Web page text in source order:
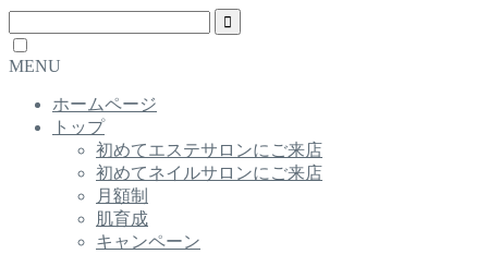
MENU
ホームページ
トップ
初めてエステサロンにご来店
初めてネイルサロンにご来店
月額制
肌育成
キャンペーン